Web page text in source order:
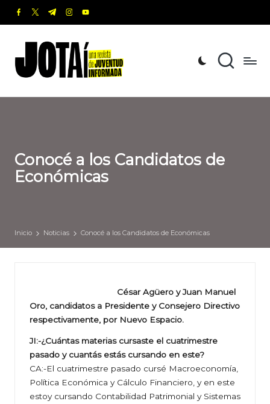
Saltar
contenido
facebook.com
twitter.com
t.me instagram.com
youtube.com
o
t
revista
de
Informada
Conocé a los Candidatos de
Económicas
Inicio Noticias Conocé a los Candidatos de Económicas
César Agüero y Juan Manuel
Oro, candidatos a Presidente y Consejero Directivo
respectivamente, por Nuevo Espacio.
JI:-¿Cuántas materias cursaste el cuatrimestre
pasado y cuantás estás cursando en este?
CA:-El cuatrimestre pasado cursé Macroeconomía,
Política Económica y Cálculo Financiero, y en este
estoy cursando Contabilidad Patrimonial y Sistemas